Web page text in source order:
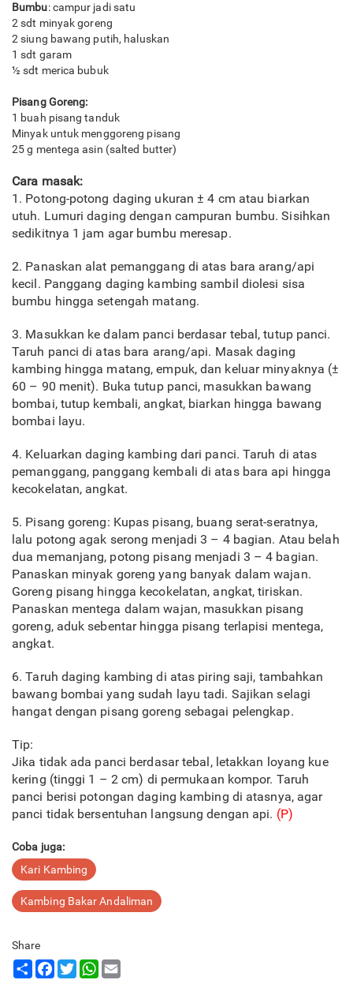
​Bumbu: campur jadi satu
2 sdt minyak goreng
2 siung bawang putih, haluskan
1 sdt garam
½ sdt merica bubuk
Pisang Goreng:
1 buah pisang tanduk
Minyak untuk menggoreng pisang
25 g mentega asin (salted butter)
Cara masak:
1. Potong-potong daging ukuran ± 4 cm atau biarkan
utuh. Lumuri daging dengan campuran bumbu. Sisihkan
sedikitnya 1 jam agar bumbu meresap.
2. Panaskan alat pemanggang di atas bara arang/api
kecil. Panggang daging kambing sambil diolesi sisa
bumbu hingga setengah matang.
3. Masukkan ke dalam panci berdasar tebal, tutup panci.
Taruh panci di atas bara arang/api. Masak daging
kambing hingga matang, empuk, dan keluar minyaknya (±
60 – 90 menit). Buka tutup panci, masukkan bawang
bombai, tutup kembali, angkat, biarkan hingga bawang
bombai layu.
4. Keluarkan daging kambing dari panci. Taruh di atas
pemanggang, panggang kembali di atas bara api hingga
kecokelatan, angkat.
5. Pisang goreng: Kupas pisang, buang serat-seratnya,
lalu potong agak serong menjadi 3 – 4 bagian. Atau belah
dua memanjang, potong pisang menjadi 3 – 4 bagian.
Panaskan minyak goreng yang banyak dalam wajan.
Goreng pisang hingga kecokelatan, angkat, tiriskan.
Panaskan mentega dalam wajan, masukkan pisang
goreng, aduk sebentar hingga pisang terlapisi mentega,
angkat.
6. Taruh daging kambing di atas piring saji, tambahkan
bawang bombai yang sudah layu tadi. Sajikan selagi
hangat dengan pisang goreng sebagai pelengkap.
Tip:
Jika tidak ada panci berdasar tebal, letakkan loyang kue
kering (tinggi 1 – 2 cm) di permukaan kompor. Taruh
panci berisi potongan daging kambing di atasnya, agar
panci tidak bersentuhan langsung dengan api. (P)
Coba juga:
Kari Kambing
Kambing Bakar Andaliman
Share
ShareFacebook
TwitterWhatsApp